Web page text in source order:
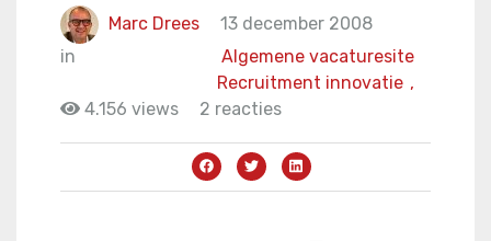
Marc Drees
13 december 2008
in
Algemene vacaturesite
Recruitment innovatie ,
4.156 views
2 reacties